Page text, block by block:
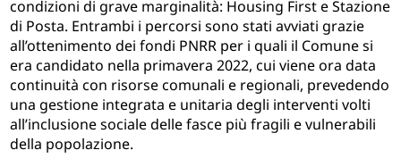
condizioni di grave marginalità: Housing First e Stazione
di Posta. Entrambi i percorsi sono stati avviati grazie
all’ottenimento dei fondi PNRR per i quali il Comune si
era candidato nella primavera 2022, cui viene ora data
continuità con risorse comunali e regionali, prevedendo
una gestione integrata e unitaria degli interventi volti
all’inclusione sociale delle fasce più fragili e vulnerabili
della popolazione.